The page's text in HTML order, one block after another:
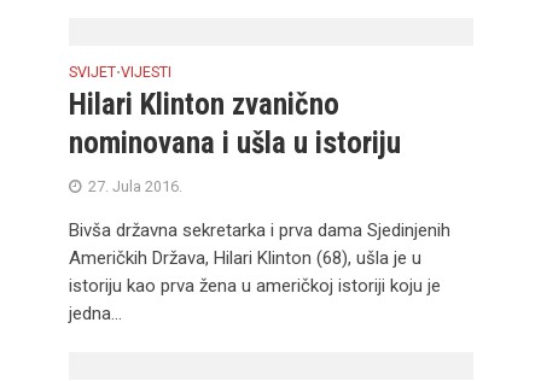
SVIJET•VIJESTI
Hilari Klinton zvanično
nominovana i ušla u istoriju
27. Jula 2016.
Bivša državna sekretarka i prva dama Sjedinjenih
Američkih Država, Hilari Klinton (68), ušla je u
istoriju kao prva žena u američkoj istoriji koju je
jedna...